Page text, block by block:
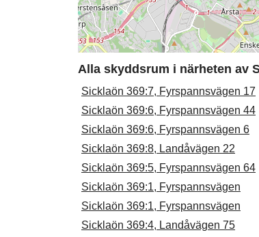
Alla skyddsrum i närheten av
Sicklaön 369:7, Fyrspannsvägen 17
Sicklaön 369:6, Fyrspannsvägen 44
Sicklaön 369:6, Fyrspannsvägen 6
Sicklaön 369:8, Landåvägen 22
Sicklaön 369:5, Fyrspannsvägen 64
Sicklaön 369:1, Fyrspannsvägen
Sicklaön 369:1, Fyrspannsvägen
Sicklaön 369:4, Landåvägen 75